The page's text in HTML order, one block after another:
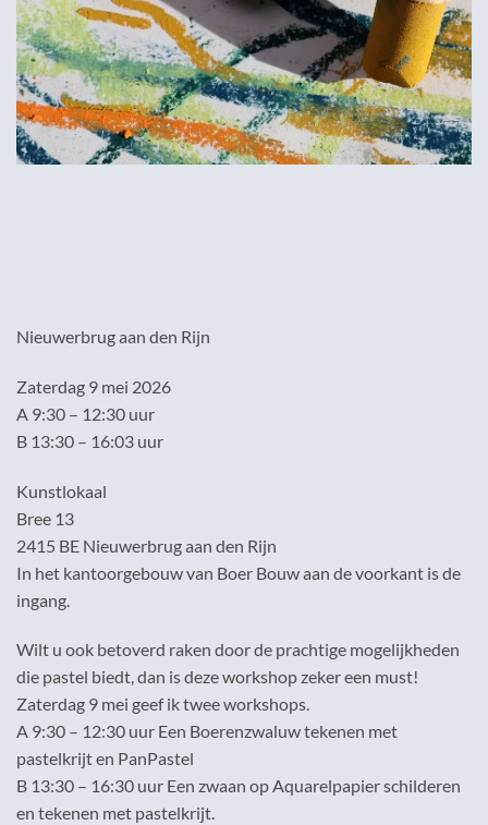
Nieuwerbrug aan den Rijn
Zaterdag 9 mei 2026
A 9:30 – 12:30 uur
B 13:30 – 16:03 uur
Kunstlokaal
Bree 13
2415 BE Nieuwerbrug aan den Rijn
In het kantoorgebouw van Boer Bouw aan de voorkant is de
ingang.
Wilt u ook betoverd raken door de prachtige mogelijkheden
die pastel biedt, dan is deze workshop zeker een must!
Zaterdag 9 mei geef ik twee workshops.
A 9:30 – 12:30 uur Een Boerenzwaluw tekenen met
pastelkrijt en PanPastel
B 13:30 – 16:30 uur Een zwaan op Aquarelpapier schilderen
en tekenen met pastelkrijt.